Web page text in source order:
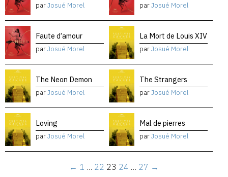
parJosué Morel parJosué Morel
Faute d’amour
parJosué Morel
La Mort de Louis XIV
parJosué Morel
The Neon Demon
parJosué Morel
The Strangers
parJosué Morel
Loving
parJosué Morel
Mal de pierres
parJosué Morel
← 1 … 22 23 24 … 27 →